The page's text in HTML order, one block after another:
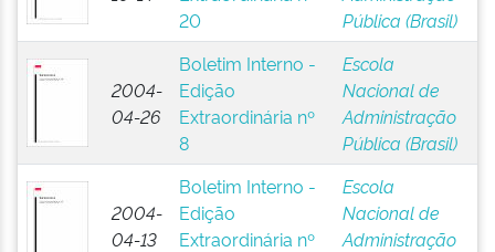
20
Pública (Brasil)
2004-
04-26
Boletim Interno -
Edição
Extraordinária nº
8
Escola
Nacional de
Administração
Pública (Brasil)
2004-
04-13
Boletim Interno -
Edição
Extraordinária nº
Escola
Nacional de
Administração